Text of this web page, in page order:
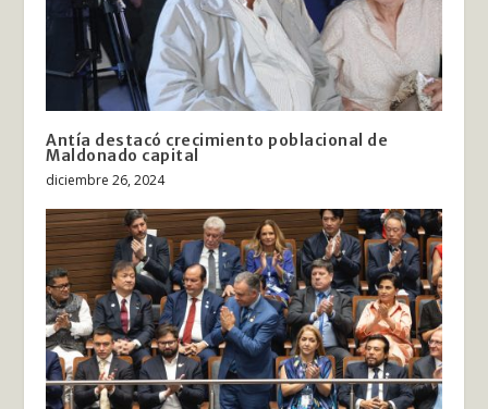
Antía destacó crecimiento poblacional de
Maldonado capital
diciembre 26, 2024